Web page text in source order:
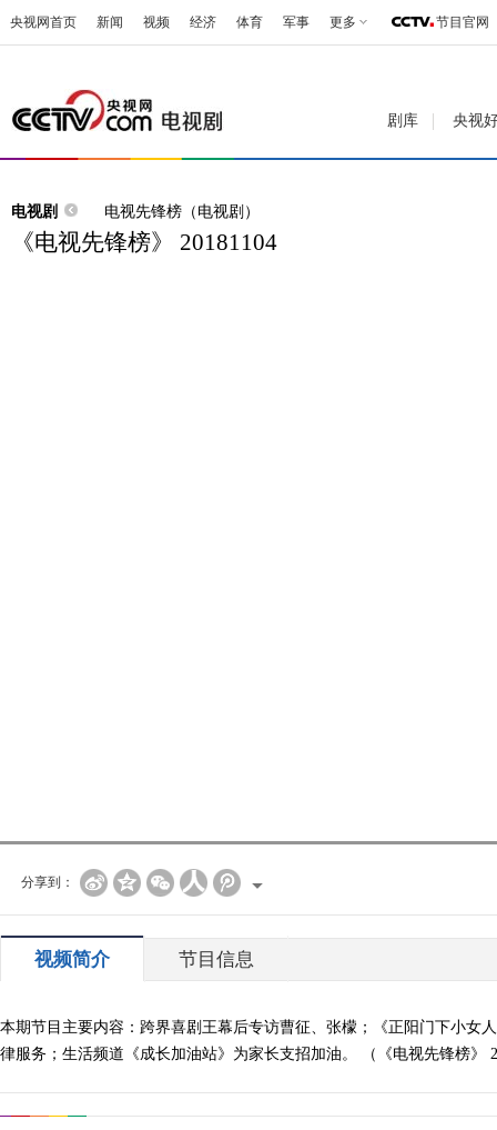
央视网首页 新闻 视频 经济 体育 军事 更多 节目官网
剧库 央视
电视剧 电视先锋榜（电视剧）
《电视先锋榜》 20181104
分享到：
视频简介 节目信息
本期节目主要内容：跨界喜剧王幕后专访曹征、张檬；《正阳门下小女
律服务；生活频道《成长加油站》为家长支招加油。 （《电视先锋榜》